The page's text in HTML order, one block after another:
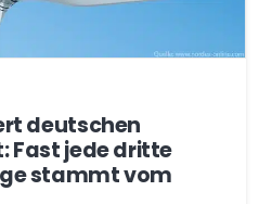
deutschen
Fast jede dritte
stammt vom